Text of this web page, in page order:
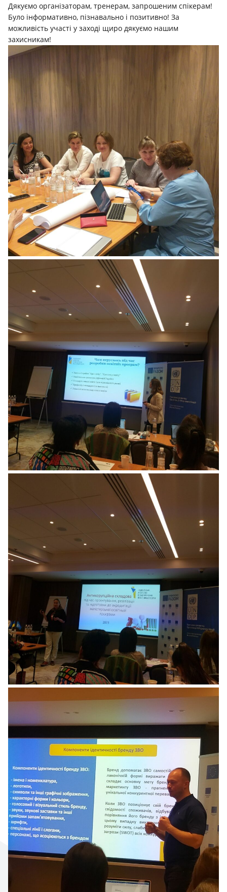
Дякуємо організаторам, тренерам, запрошеним спікерам!
Було інформативно, пізнавально і позитивно! За
можливість участі у заході щиро дякуємо нашим
захисникам!